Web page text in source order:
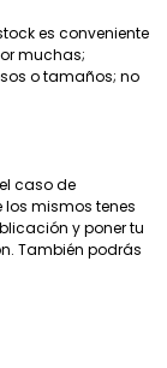
es conveniente
muchas;
o tamaños; no
caso de
mismos tenes
y poner tu
También podrás